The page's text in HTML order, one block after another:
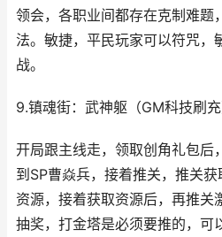
领会，各职业间都存在克制难题
法。敏捷，平民玩家可以符咒，
战。
9.镇魂街：武神躯（GM科技刷
开局跟主线走，领取创角礼包后
到SP曹焱兵，接着推关，推关
资源，接着获取资源后，再推关
抽奖，打金塔是必须要推的，可